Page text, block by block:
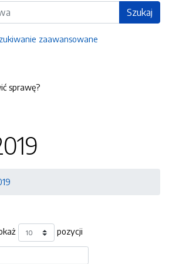
Szukaj
zaawansowane
sprawę?
pozycji